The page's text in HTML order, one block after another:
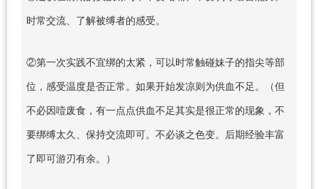
时常交流、了解被缚者的感受。
②第一次实践不宜绑的太紧，可以时常触碰妹子的指尖等部
位，感受温度是否正常。如果开始发凉则为供血不足。（但
不必因噎废食，有一点点供血不足其实是很正常的现象，不
要绑缚太久、保持交流即可。不必谈之色变。后期经验丰富
了即可游刃有余。）